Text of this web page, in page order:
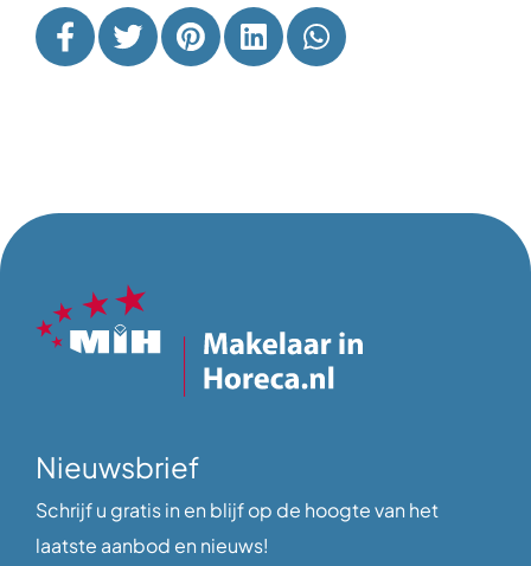
Nieuwsbrief
Schrijf u gratis in en blijf op de hoogte van het
laatste aanbod en nieuws!